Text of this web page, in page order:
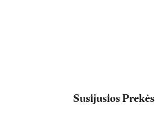
Susijusios Prekės